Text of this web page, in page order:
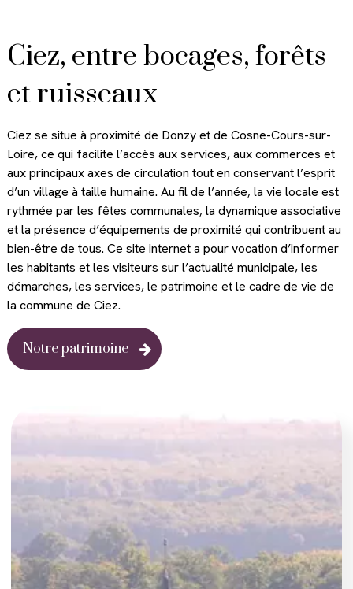
Ciez, entre bocages, forêts
et ruisseaux
Ciez se situe à proximité de Donzy et de Cosne-Cours-sur-
Loire, ce qui facilite l’accès aux services, aux commerces et
aux principaux axes de circulation tout en conservant l’esprit
d’un village à taille humaine. Au fil de l’année, la vie locale est
rythmée par les fêtes communales, la dynamique associative
et la présence d’équipements de proximité qui contribuent au
bien-être de tous. Ce site internet a pour vocation d’informer
les habitants et les visiteurs sur l’actualité municipale, les
démarches, les services, le patrimoine et le cadre de vie de
la commune de Ciez.
Notre patrimoine